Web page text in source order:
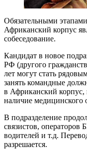
Обязательными
Африканский корпус
собеседование.
Кандидат в новое
РФ (другого
лет могут стать
занять командные
в Африканский корпус,
наличие медицинского
В подразделение
связистов,
водителей и т.д.
разрешается.